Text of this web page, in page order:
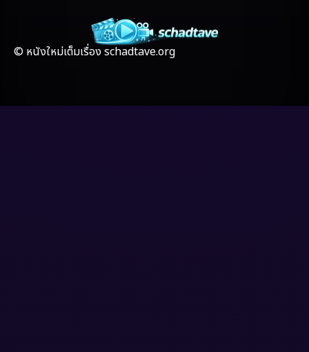
Gothic
© หนังใหม่เต็มเรื่อง schadtave.org